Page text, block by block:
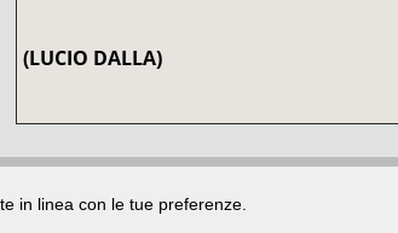
(LUCIO DALLA)
|registrazione n. 2 /28/02/2012|© 2024
in linea con le tue preferenze.